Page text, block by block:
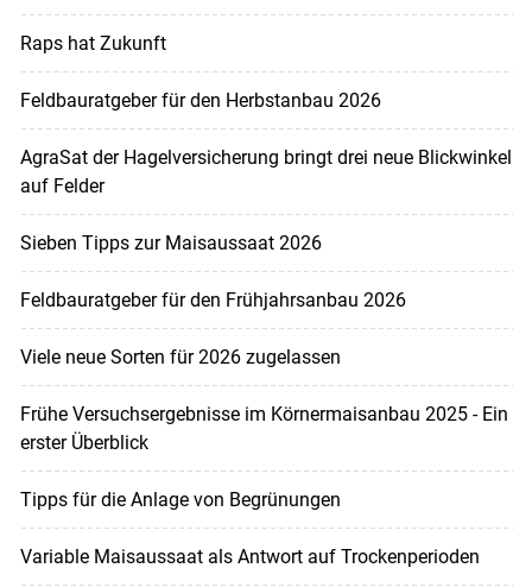
Raps hat Zukunft
Feldbauratgeber für den Herbstanbau 2026
AgraSat der Hagelversicherung bringt drei neue Blickwinkel
auf Felder
Sieben Tipps zur Maisaussaat 2026
Feldbauratgeber für den Frühjahrsanbau 2026
Viele neue Sorten für 2026 zugelassen
Frühe Versuchsergebnisse im Körnermaisanbau 2025 - Ein
erster Überblick
Tipps für die Anlage von Begrünungen
Variable Maisaussaat als Antwort auf Trockenperioden